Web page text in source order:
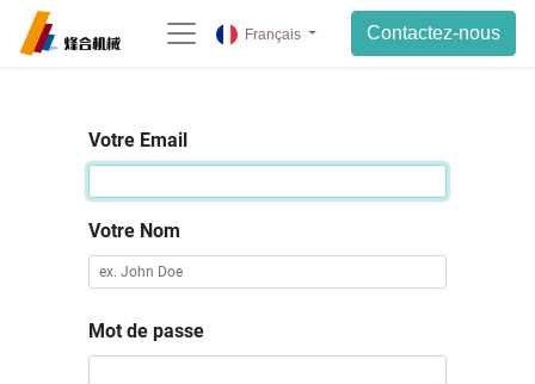
Français Contactez-nous
Votre Email
Votre Nom
Mot de passe